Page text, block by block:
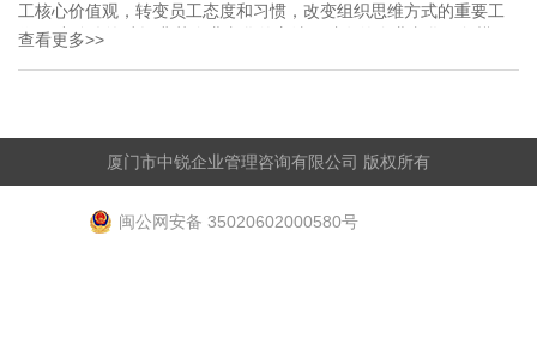
工核心价值观，转变员工态度和习惯，改变组织思维方式的重要工
作。 中锐咨询建设典范企业文化的方法：独有的企业文化三角模
查看更多>>
厦门市中锐企业管理咨询有限公司 版权所有
闽公网安备 35020602000580号